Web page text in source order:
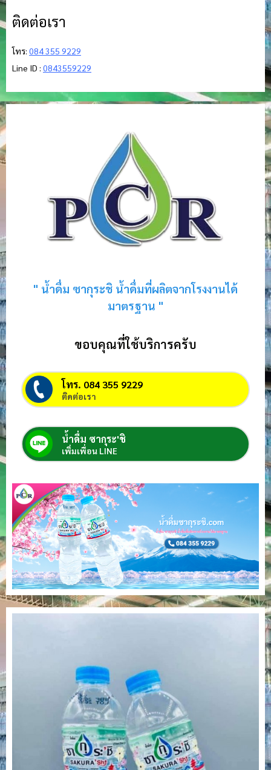
ติดต่อเรา
โทร: 084 355 9229
Line ID : 0843559229
" น้ำดื่ม ซากุระชิ น้ำดื่มที่ผลิตจากโรงงานได้
มาตรฐาน "
ขอบคุณที่ใช้บริการครับ
โทร. 084 355 9229
ติดต่อเรา
น้ำดื่ม ซากุระ'ชิ
เพิ่มเพื่อน LINE